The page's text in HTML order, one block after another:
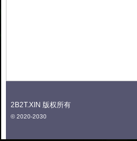
中
2B2T.XIN 版权所有
© 2020-2030